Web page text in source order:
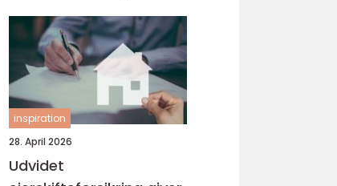
stil
inspiration
28. April 2026
Udvidet